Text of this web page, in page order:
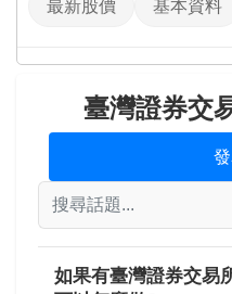
最新股價 基本資料
臺灣證券交
如果有臺灣證券交易